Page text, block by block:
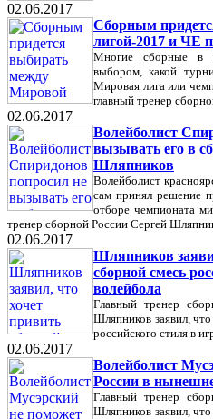
02.06.2017
Сборным
лигой-2017 и ЧЕ
Многие сборные в
выбором, какой
Мировая лига или
главный тренер
02.06.2017
Волейболист
вызывать его в
Шляпников
Волейболист
сам принял решение
отборе чемпионата
тренер сборной России Сергей
02.06.2017
Шляпников
сборной смесь
волейбола
Главный тренер
Шляпников заявил,
российского стиля в
02.06.2017
Волейболист
России в
Главный тренер
Шляпников заявил,